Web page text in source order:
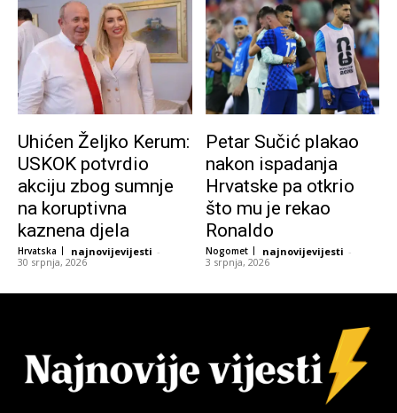
Uhićen Željko Kerum:
USKOK potvrdio
akciju zbog sumnje
na koruptivna
kaznena djela
Hrvatska najnovijevijesti -
30 srpnja, 2026
Petar Sučić plakao
nakon ispadanja
Hrvatske pa otkrio
što mu je rekao
Ronaldo
Nogomet najnovijevijesti -
3 srpnja, 2026